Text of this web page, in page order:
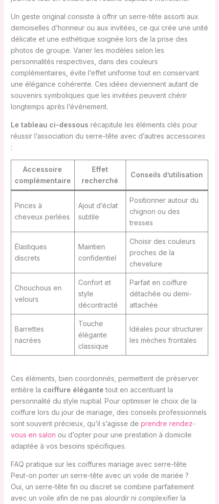
Un geste original consiste à offrir un serre-tête assorti aux
demoiselles d’honneur ou aux invitées, ce qui crée une unité
délicate et une esthétique soignée lors de la prise des
photos de groupe. Varier les modèles selon les
personnalités respectives, dans des couleurs
complémentaires, évite l’effet uniforme tout en conservant
une élégance cohérente. Ces idées deviennent autant de
souvenirs symboliques que les invitées peuvent chérir
longtemps après l’événement.
Le tableau ci-dessous récapitule les éléments clés pour
réussir l’association du serre-tête avec d’autres accessoires
:
Accessoire
complémentaire
Effet
recherché
Conseils d’utilisation
Pinces à
cheveux perlées
Ajout d’éclat
subtile
Positionner autour du
chignon ou des
tresses
Élastiques
discrets
Maintien
confidentiel
Choisir des couleurs
proches de la
chevelure
Chouchous en
velours
Confort et
style
décontracté
Parfait en coiffure
détachée ou demi-
attachée
Barrettes
nacrées
Touche
élégante
classique
Idéales pour structurer
les mèches frontales
Ces éléments, bien coordonnés, permettent de préserver
entière la coiffure élégante tout en accentuant la
personnalité du style nuptial. Pour optimiser le choix de la
coiffure lors du jour de mariage, des conseils professionnels
sont souvent précieux, qu’il s’agisse de prendre rendez-
vous en salon ou d’opter pour une prestation à domicile
adaptée à vos besoins spécifiques.
FAQ pratique sur les coiffures mariage avec serre-tête
Peut-on porter un serre-tête avec un voile de mariée ?
Oui, un serre-tête fin ou discret se combine parfaitement
avec un voile afin de ne pas alourdir ni complexifier la